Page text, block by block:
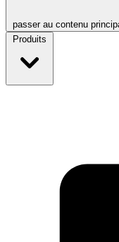
passer au contenu
Produits